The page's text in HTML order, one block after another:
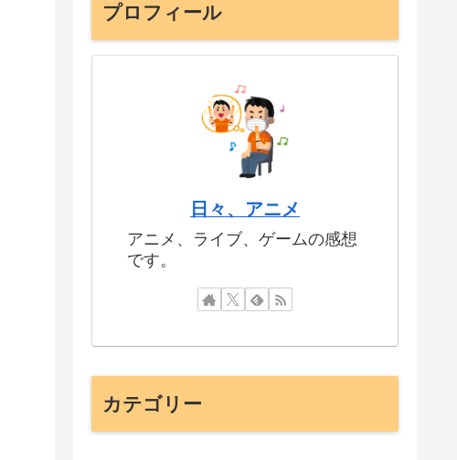
プロフィール
日々、アニメ
アニメ、ライブ、ゲームの感想
です。
カテゴリー